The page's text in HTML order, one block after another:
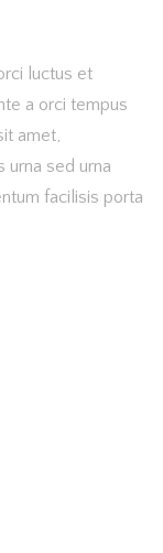
luctus et
a orci tempus
amet,
urna sed urna
facilisis porta